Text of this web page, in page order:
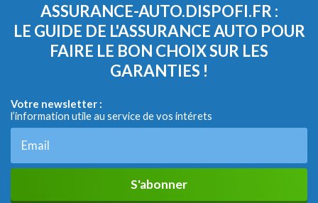
ASSURANCE-AUTO.DISPOFI.FR :
LE GUIDE DE L'ASSURANCE AUTO POUR
FAIRE LE BON CHOIX SUR LES
GARANTIES !
Votre newsletter :
l’information utile au service de vos intérets
S'abonner